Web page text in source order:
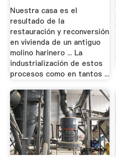
Nuestra casa es el
resultado de la
restauración y reconversión
en vivienda de un antiguo
molino harinero ... La
industrialización de estos
procesos como en tantos ...